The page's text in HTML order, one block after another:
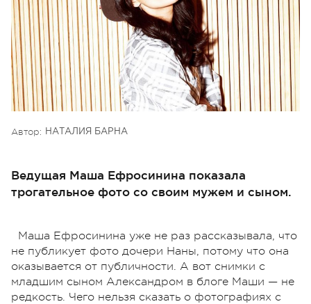
Автор: НАТАЛИЯ БАРНА
Ведущая Маша Ефросинина показала
трогательное фото со своим мужем и сыном.
Маша Ефросинина уже не раз рассказывала, что
не публикует фото дочери Наны, потому что она
оказывается от публичности. А вот снимки с
младшим сыном Александром в блоге Маши — не
редкость. Чего нельзя сказать о фотографиях с